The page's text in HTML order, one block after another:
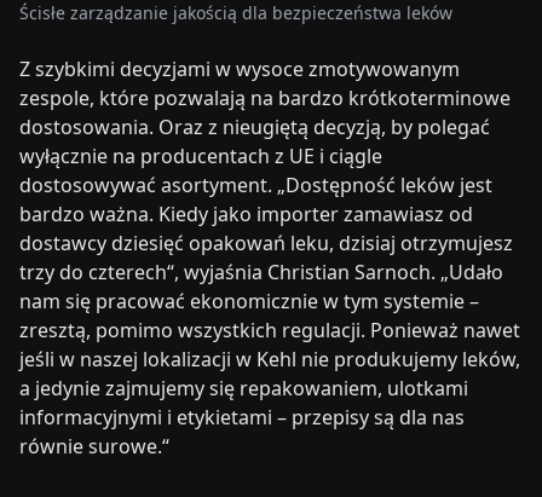
Ścisłe zarządzanie jakością dla bezpieczeństwa leków
Z szybkimi decyzjami w wysoce zmotywowanym
zespole, które pozwalają na bardzo krótkoterminowe
dostosowania. Oraz z nieugiętą decyzją, by polegać
wyłącznie na producentach z UE i ciągle
dostosowywać asortyment. „Dostępność leków jest
bardzo ważna. Kiedy jako importer zamawiasz od
dostawcy dziesięć opakowań leku, dzisiaj otrzymujesz
trzy do czterech“, wyjaśnia Christian Sarnoch. „Udało
nam się pracować ekonomicznie w tym systemie –
zresztą, pomimo wszystkich regulacji. Ponieważ nawet
jeśli w naszej lokalizacji w Kehl nie produkujemy leków,
a jedynie zajmujemy się repakowaniem, ulotkami
informacyjnymi i etykietami – przepisy są dla nas
równie surowe.“